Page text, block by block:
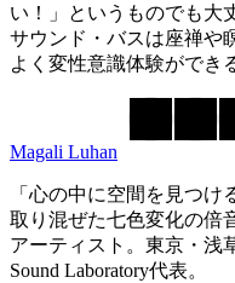
い！」というものでも大
サウンド・バスは座禅や
よく変性意識体験ができ
Magali Luhan
「心の中に空間を見つ
取り混ぜた七色変化の倍
アーティスト。東京・浅
Sound Laboratory代表。